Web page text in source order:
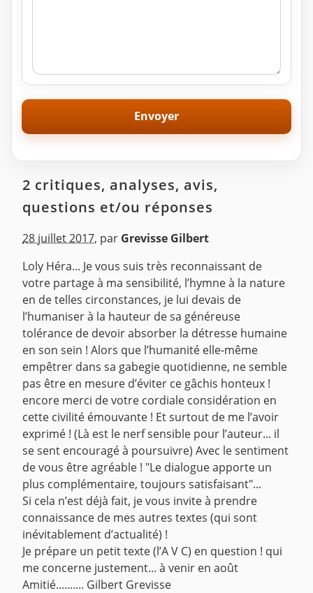
2 critiques, analyses, avis,
questions et/ou réponses
28 juillet 2017, par Grevisse Gilbert
Loly Héra... Je vous suis très reconnaissant de
votre partage à ma sensibilité, l’hymne à la nature
en de telles circonstances, je lui devais de
l’humaniser à la hauteur de sa généreuse
tolérance de devoir absorber la détresse humaine
en son sein ! Alors que l’humanité elle-même
empêtrer dans sa gabegie quotidienne, ne semble
pas être en mesure d’éviter ce gâchis honteux !
encore merci de votre cordiale considération en
cette civilité émouvante ! Et surtout de me l’avoir
exprimé ! (Là est le nerf sensible pour l’auteur... il
se sent encouragé à poursuivre) Avec le sentiment
de vous être agréable ! "Le dialogue apporte un
plus complémentaire, toujours satisfaisant"...
Si cela n’est déjà fait, je vous invite à prendre
connaissance de mes autres textes (qui sont
inévitablement d’actualité) !
Je prépare un petit texte (l’A V C) en question ! qui
me concerne justement... à venir en août
Amitié.......... Gilbert Grevisse